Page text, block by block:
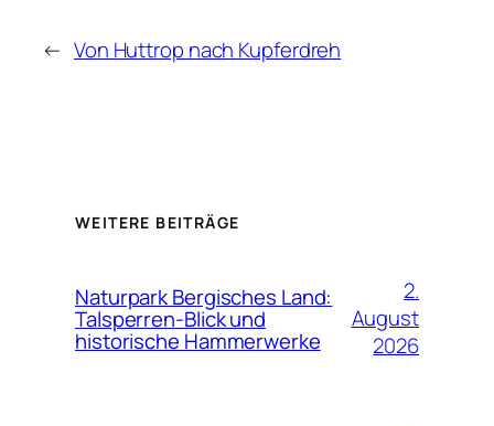
← Von Huttrop nach Kupferdreh
WEITERE BEITRÄGE
Naturpark Bergisches Land:
Talsperren-Blick und
historische Hammerwerke
2.
August
2026